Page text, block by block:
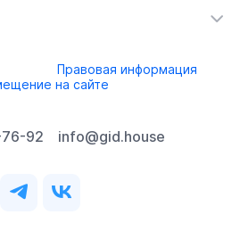
Правовая информация
на сайте
92 info@gid.house